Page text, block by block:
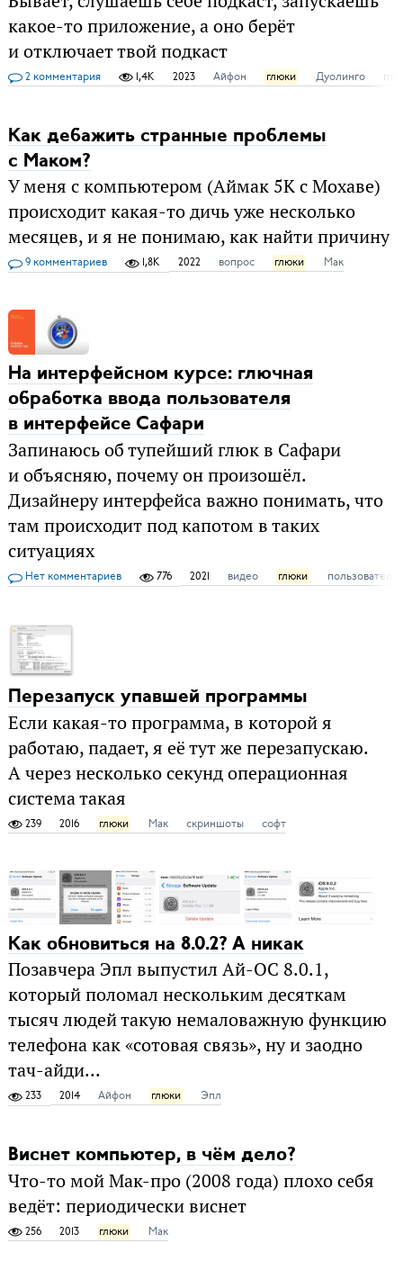
какое-то приложение, а оно берёт
и отключает твой подкаст
2 комментария 1,4K 2023 Айфон глюки Дуолинго
Как дебажить странные проблемы
с Маком?
У меня с компьютером (Аймак 5К с Мохаве)
происходит какая-то дичь уже несколько
месяцев, и я не понимаю, как найти причину
9 комментариев 1,8K 2022 вопрос глюки Мак
На интерфейсном курсе: глючная
обработка ввода пользователя
в интерфейсе Сафари
Запинаюсь об тупейший глюк в Сафари
и объясняю, почему он произошёл.
Дизайнеру интерфейса важно понимать, что
там происходит под капотом в таких
ситуациях
Нет комментариев 776 2021 видео глюки
Перезапуск упавшей программы
Если какая-то программа, в которой я
работаю, падает, я её тут же перезапускаю.
А через несколько секунд операционная
система такая
239 2016 глюки Мак скриншоты софт
Как обновиться на 8.0.2? А никак
Позавчера Эпл выпустил Ай-ОС 8.0.1,
который поломал нескольким десяткам
тысяч людей такую немаловажную функцию
телефона как «сотовая связь», ну и заодно
тач-айди...
233 2014 Айфон глюки Эпл
Виснет компьютер, в чём дело?
Что-то мой Мак-про (2008 года) плохо себя
ведёт: периодически виснет
256 2013 глюки Мак